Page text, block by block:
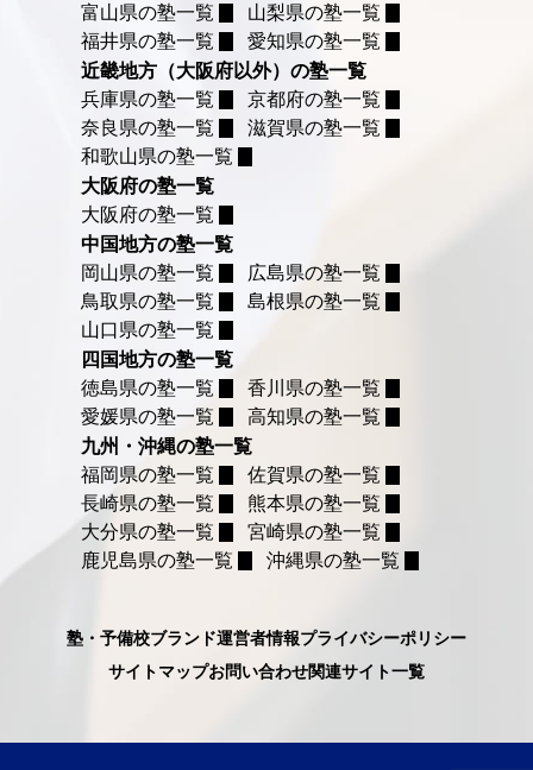
富山県の塾一覧
山梨県の塾一覧
福井県の塾一覧
愛知県の塾一覧
近畿地方（大阪府以外）の塾一覧
兵庫県の塾一覧
京都府の塾一覧
奈良県の塾一覧
滋賀県の塾一覧
和歌山県の塾一覧
大阪府の塾一覧
大阪府の塾一覧
中国地方の塾一覧
岡山県の塾一覧
広島県の塾一覧
鳥取県の塾一覧
島根県の塾一覧
山口県の塾一覧
四国地方の塾一覧
徳島県の塾一覧
香川県の塾一覧
愛媛県の塾一覧
高知県の塾一覧
九州・沖縄の塾一覧
福岡県の塾一覧
佐賀県の塾一覧
長崎県の塾一覧
熊本県の塾一覧
大分県の塾一覧
宮崎県の塾一覧
鹿児島県の塾一覧
沖縄県の塾一覧
塾・予備校ブランド運営者情報プライバシーポリシー
サイトマップお問い合わせ関連サイト一覧